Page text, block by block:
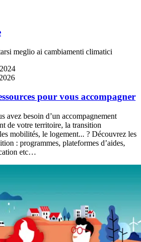
meglio ai cambiamenti climatici
pour vous accompagner
avez besoin d’un accompagnement
de votre territoire, la transition
mobilités, le logement... ? Découvrez les
: programmes, plateformes d’aides,
etc…